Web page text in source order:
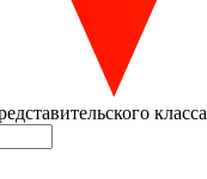
класса